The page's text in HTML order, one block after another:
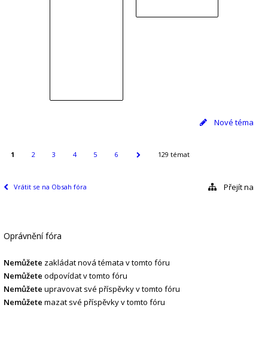
Nové téma
1 2 3 4 5 6 129 témat
Vrátit se na Obsah fóra Přejít na
Oprávnění fóra
Nemůžete zakládat nová témata v tomto fóru
Nemůžete odpovídat v tomto fóru
Nemůžete upravovat své příspěvky v tomto fóru
Nemůžete mazat své příspěvky v tomto fóru